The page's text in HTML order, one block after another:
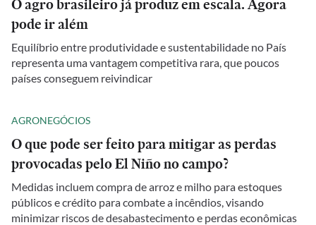
O agro brasileiro já produz em escala. Agora
pode ir além
Equilíbrio entre produtividade e sustentabilidade no País
representa uma vantagem competitiva rara, que poucos
países conseguem reivindicar
AGRONEGÓCIOS
O que pode ser feito para mitigar as perdas
provocadas pelo El Niño no campo?
Medidas incluem compra de arroz e milho para estoques
públicos e crédito para combate a incêndios, visando
minimizar riscos de desabastecimento e perdas econômicas